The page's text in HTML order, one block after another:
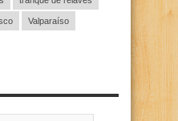
Valparaíso